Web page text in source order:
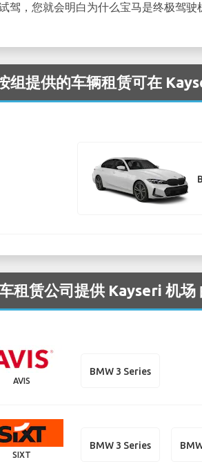
驾，您就会明白为什么宝马是终极驾驶
组提供的车辆租赁可在
租赁公司提供 Kayseri 机场
AVIS
BMW 3 Series
SIXT
BMW 3 Series